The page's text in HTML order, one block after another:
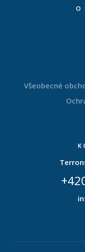
O
Všeobecné